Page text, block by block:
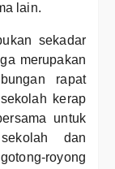
lain.
sekadar
merupakan
rapat
kerap
untuk
dan
royong